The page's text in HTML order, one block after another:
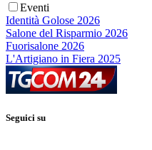
Eventi
Identità Golose 2026
Salone del Risparmio 2026
Fuorisalone 2026
L'Artigiano in Fiera 2025
Seguici su